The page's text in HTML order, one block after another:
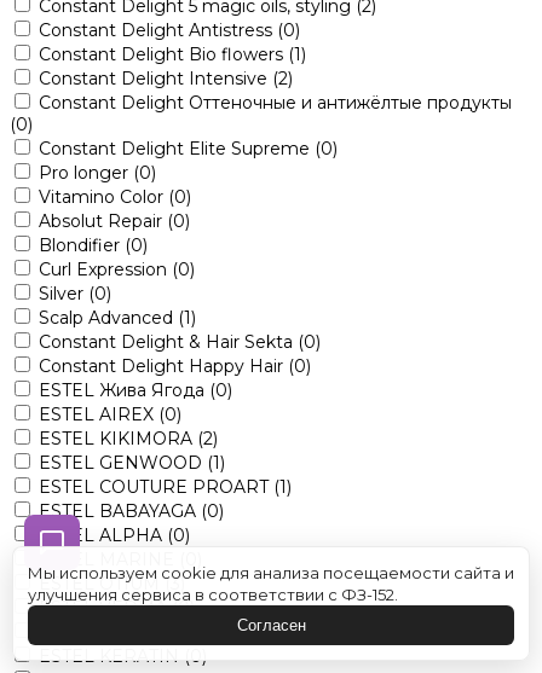
Constant Delight 5 magic oils, styling (2)
Constant Delight Antistress (0)
Constant Delight Bio flowers (1)
Constant Delight Intensive (2)
Constant Delight Оттеночные и антижёлтые продукты
(0)
Constant Delight Elite Supreme (0)
Pro longer (0)
Vitamino Color (0)
Absolut Repair (0)
Blondifier (0)
Curl Expression (0)
Silver (0)
Scalp Advanced (1)
Constant Delight & Hair Sekta (0)
Constant Delight Happy Hair (0)
ESTEL Жива Ягода (0)
ESTEL AIREX (0)
ESTEL KIKIMORA (2)
ESTEL GENWOOD (1)
ESTEL COUTURE PROART (1)
ESTEL BABAYAGA (0)
ESTEL ALPHA (0)
ESTEL OTIUM(3)
ESTEL VEDMA(0)
ESTEL KERATIN (0)
Мы используем cookie для анализа посещаемости сайта и
улучшения сервиса в соответствии с ФЗ-152.
Согласен